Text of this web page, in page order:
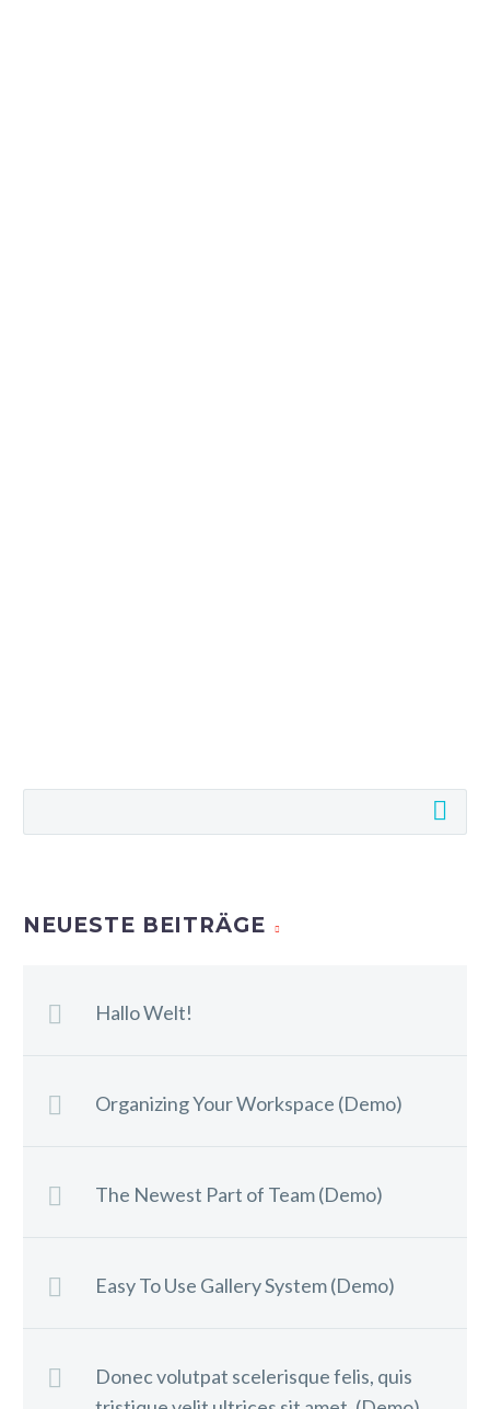
NEUESTE BEITRÄGE
Hallo Welt!
Organizing Your Workspace (Demo)
The Newest Part of Team (Demo)
Easy To Use Gallery System (Demo)
Donec volutpat scelerisque felis, quis